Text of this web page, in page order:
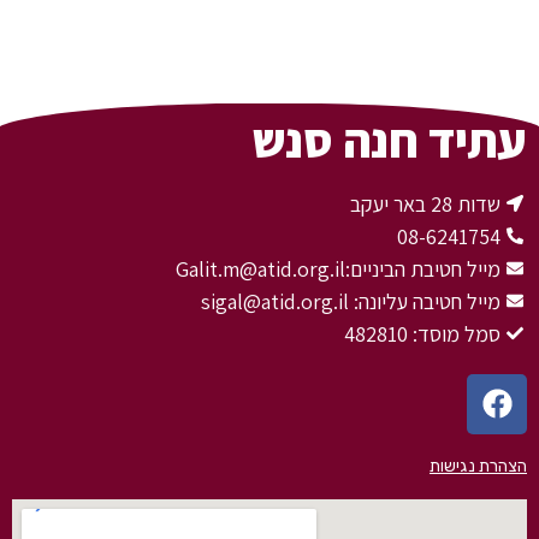
עתיד חנה סנש
שדות 28 באר יעקב
08-6241754
מייל חטיבת הביניים:Galit.m@atid.org.il
מייל חטיבה עליונה: sigal@atid.org.il
סמל מוסד: 482810
הצהרת נגישות